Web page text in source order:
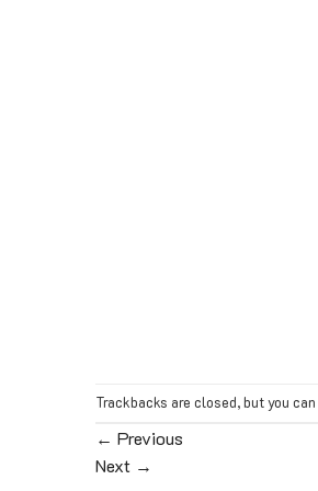
Trackbacks are closed, but you can
← Previous
Next →